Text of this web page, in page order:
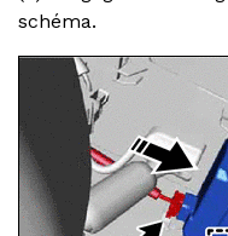
schéma.